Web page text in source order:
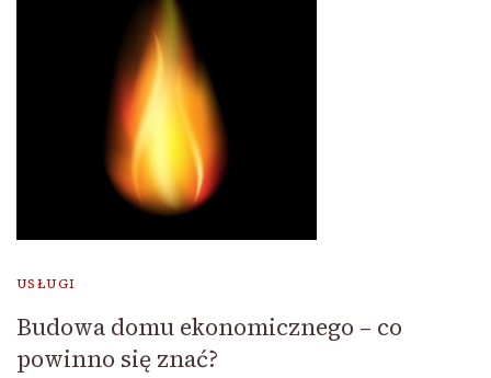
USŁUGI
Budowa domu ekonomicznego – co
powinno się znać?